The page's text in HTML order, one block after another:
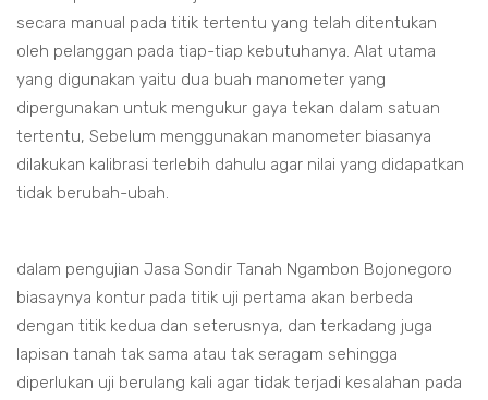
secara manual pada titik tertentu yang telah ditentukan
oleh pelanggan pada tiap-tiap kebutuhanya. Alat utama
yang digunakan yaitu dua buah manometer yang
dipergunakan untuk mengukur gaya tekan dalam satuan
tertentu, Sebelum menggunakan manometer biasanya
dilakukan kalibrasi terlebih dahulu agar nilai yang didapatkan
tidak berubah-ubah.
dalam pengujian Jasa Sondir Tanah Ngambon Bojonegoro
biasaynya kontur pada titik uji pertama akan berbeda
dengan titik kedua dan seterusnya, dan terkadang juga
lapisan tanah tak sama atau tak seragam sehingga
diperlukan uji berulang kali agar tidak terjadi kesalahan pada